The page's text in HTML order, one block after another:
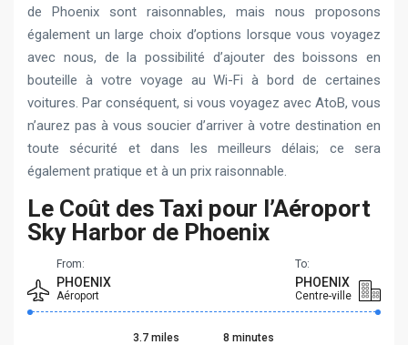
de Phoenix sont raisonnables, mais nous proposons
également un large choix d’options lorsque vous voyagez
avec nous, de la possibilité d’ajouter des boissons en
bouteille à votre voyage au Wi-Fi à bord de certaines
voitures. Par conséquent, si vous voyagez avec AtoB, vous
n’aurez pas à vous soucier d’arriver à votre destination en
toute sécurité et dans les meilleurs délais; ce sera
également pratique et à un prix raisonnable.
Le Coût des Taxi pour l’Aéroport
Sky Harbor de Phoenix
From:
PHOENIX
Aéroport
To:
PHOENIX
Centre-ville
3.7 miles 8 minutes